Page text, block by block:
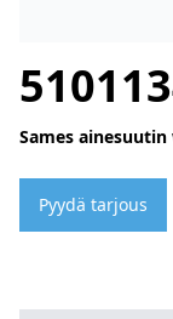
Sames ainesuutin
Pyydä tarjous